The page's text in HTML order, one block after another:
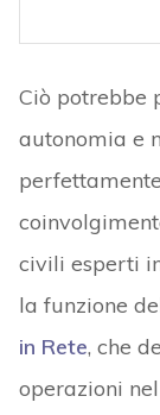
Ciò potrebbe
autonomia e
civili esperti
la funzione
in Rete, che
operazioni